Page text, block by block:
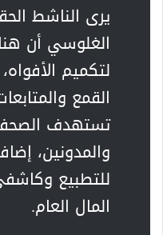
يرى الناشط
الغلوسي أن
لتكميم
القمع
تستهدف
والمدونين،
للتطبيع
المال العام.